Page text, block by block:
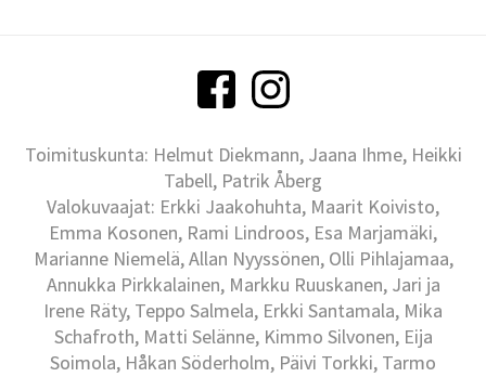
Toimituskunta: Helmut Diekmann, Jaana Ihme, Heikki
Tabell, Patrik Åberg
Valokuvaajat: Erkki Jaakohuhta, Maarit Koivisto,
Emma Kosonen, Rami Lindroos, Esa Marjamäki,
Marianne Niemelä, Allan Nyyssönen, Olli Pihlajamaa,
Annukka Pirkkalainen, Markku Ruuskanen, Jari ja
Irene Räty, Teppo Salmela, Erkki Santamala, Mika
Schafroth, Matti Selänne, Kimmo Silvonen, Eija
Soimola, Håkan Söderholm, Päivi Torkki, Tarmo